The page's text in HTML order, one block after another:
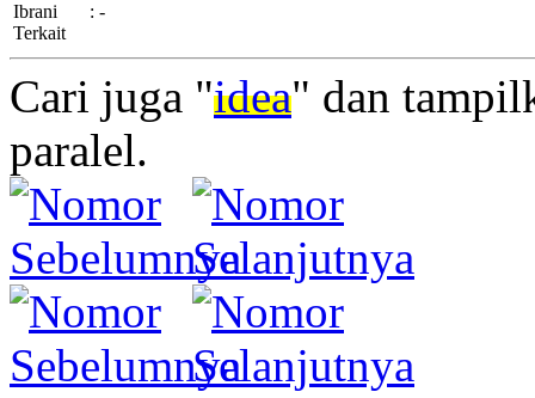
Ibrani
Terkait
: -
Cari juga "idea" dan
paralel.